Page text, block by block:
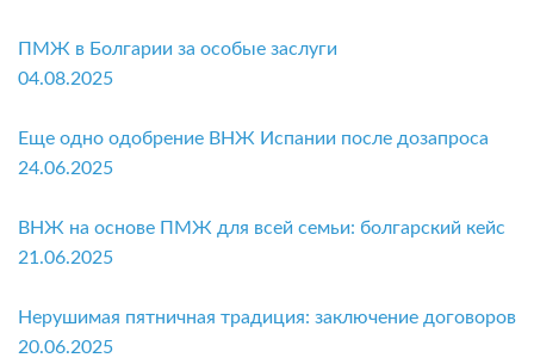
ПМЖ в Болгарии за особые заслуги
04.08.2025
Еще одно одобрение ВНЖ Испании после дозапроса
24.06.2025
ВНЖ на основе ПМЖ для всей семьи: болгарский кейс
21.06.2025
Нерушимая пятничная традиция: заключение договоров
20.06.2025